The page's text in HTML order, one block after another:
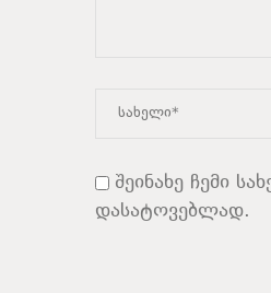
შეინახე ჩემი
დასატოვებლად.